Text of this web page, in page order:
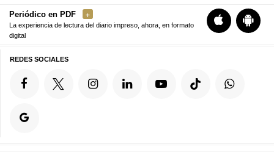
Periódico en PDF
La experiencia de lectura del diario impreso, ahora, en formato
digital
REDES SOCIALES